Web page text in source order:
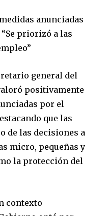
anunciadas
priorizó a las
general del
positivamente
por el
que las
de las decisiones a
micro, pequeñas y
la protección del
contexto